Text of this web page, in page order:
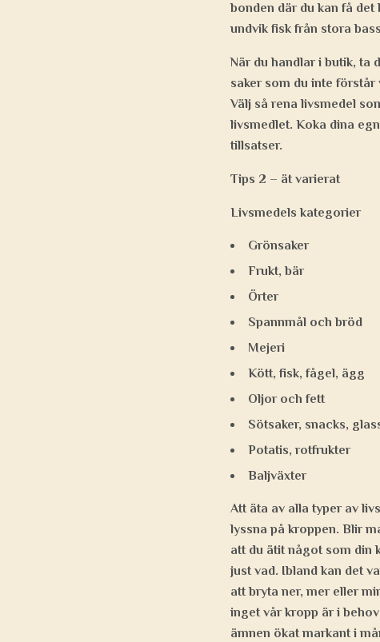
bonden där du kan få
undvik fisk från stora
När du handlar i butik, ta
saker som du inte
Välj så rena livsmedel
livsmedlet. Koka dina
tillsatser.
Tips 2 – ät varierat
Livsmedels kategorier
Grönsaker
Frukt, bär
Örter
Spannmål och bröd
Mejeri
Kött, fisk, fågel, ägg
Oljor och fett
Sötsaker, snacks,
Potatis, rotfrukter
Baljväxter
Att äta av alla typer av
lyssna på kroppen. Blir
att du ätit något som din
just vad. Ibland kan det
att bryta ner, mer eller
inget vår kropp är i
ämnen ökat markant i